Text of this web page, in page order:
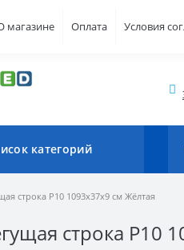
магазине Оплата Условия
категорий
строка Р10 1093x37x9 см Жёлтая
строка Р10